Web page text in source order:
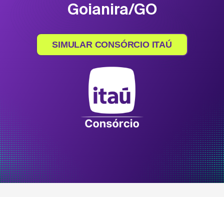
Goianira/GO
SIMULAR CONSÓRCIO ITAÚ